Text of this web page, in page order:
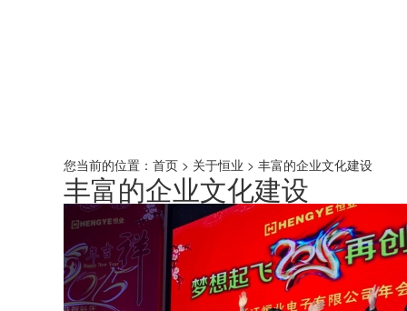
您当前的位置： 首页> 关于恒业 > 丰富的企业文化建设
丰富的企业文化建设